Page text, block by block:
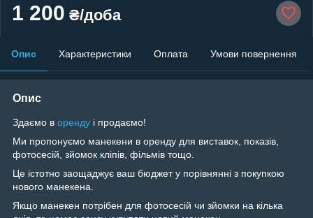
1 200 ₴/доба
Опис Характеристики Оплата Умови повернення
Опис
Здаємо в оренду і продаємо!
Ми пропонуємо манекени в оренду для виставок, показів,
фотосесій, зйомок кліпів, фільмів тощо.
Це істотно заощаджує ваш бюджет у порівнянні з покупкою
нового манекена.
Якщо манекен потрібен для фотосесій чи зйомки на кілька